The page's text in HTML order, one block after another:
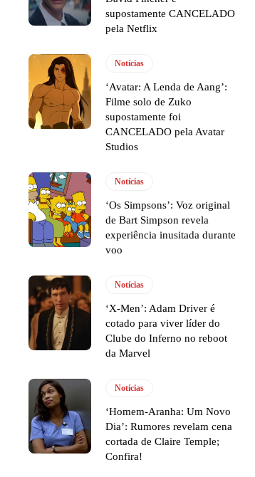
supostamente CANCELADO
pela Netflix
Notícias
‘Avatar: A Lenda de Aang’:
Filme solo de Zuko
supostamente foi
CANCELADO pela Avatar
Studios
Notícias
‘Os Simpsons’: Voz original
de Bart Simpson revela
experiência inusitada durante
voo
Notícias
‘X-Men’: Adam Driver é
cotado para viver líder do
Clube do Inferno no reboot
da Marvel
Notícias
‘Homem-Aranha: Um Novo
Dia’: Rumores revelam cena
cortada de Claire Temple;
Confira!